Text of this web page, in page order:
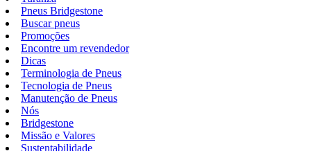
Pneus Bridgestone
Buscar pneus
Promoções
Encontre um revendedor
Dicas
Terminologia de Pneus
Tecnologia de Pneus
Manutenção de Pneus
Nós
Bridgestone
Missão e Valores
Sustentabilidade